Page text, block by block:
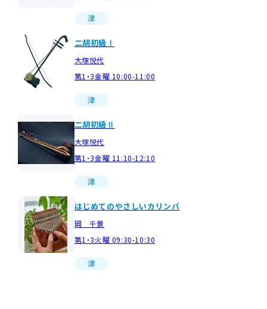
津
二胡初級Ⅰ
大塚悦代
第1・3金曜 10:00-11:00
津
二胡初級Ⅱ
大塚悦代
第1・3金曜 11:10-12:10
津
はじめてのやさしいカリンバ
岡 千景
第1・3火曜 09:30-10:30
津